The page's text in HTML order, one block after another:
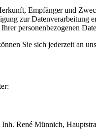
Empfänger und
zur
personenbezogenen
Sie sich jederzeit an
René Münnich,